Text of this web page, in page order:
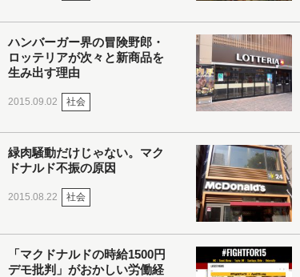
ハンバーガー界の冒険野郎・
ロッテリアが次々と新商品を
生み出す理由
2015.09.02 社会
緑肉騒動だけじゃない。マク
ドナルド不振の原因
2015.08.22 社会
「マクドナルドの時給1500円
デモ批判」がおかしい労働経